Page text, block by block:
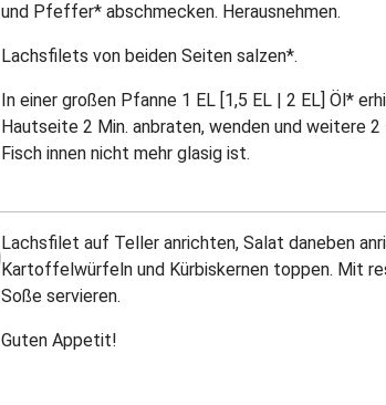
und Pfeffer* abschmecken. Herausnehmen.
Lachsfilets von beiden Seiten salzen*.
In einer großen Pfanne 1 EL [1,5 EL | 2 EL] Öl*
Hautseite 2 Min. anbraten, wenden und weitere
Fisch innen nicht mehr glasig ist.
Lachsfilet auf Teller anrichten, Salat daneben
Kartoffelwürfeln und Kürbiskernen toppen. Mit
Soße servieren.
Guten Appetit!